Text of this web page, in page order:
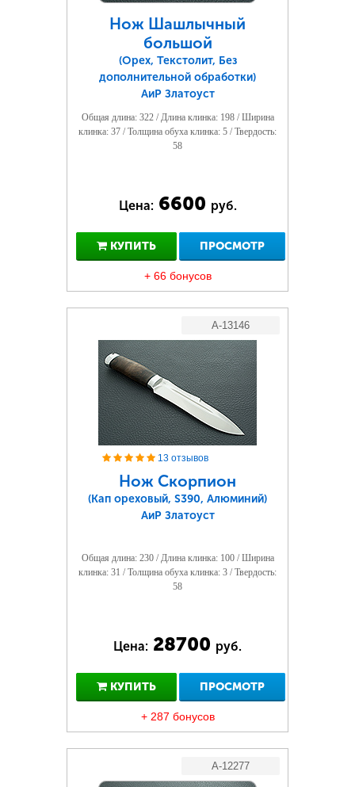
Нож Шашлычный
большой
(Орех, Текстолит, Без
дополнительной обработки)
АиР Златоуст
Общая длина: 322 / Длина клинка: 198 / Ширина
клинка: 37 / Толщина обуха клинка: 5 / Твердость:
58
Цена: 6600 руб.
КУПИТЬ ПРОСМОТР
+ 66 бонусов
A-13146
13 отзывов
Нож Скорпион
(Кап ореховый, S390, Алюминий)
АиР Златоуст
Общая длина: 230 / Длина клинка: 100 / Ширина
клинка: 31 / Толщина обуха клинка: 3 / Твердость:
58
Цена: 28700 руб.
КУПИТЬ ПРОСМОТР
+ 287 бонусов
A-12277